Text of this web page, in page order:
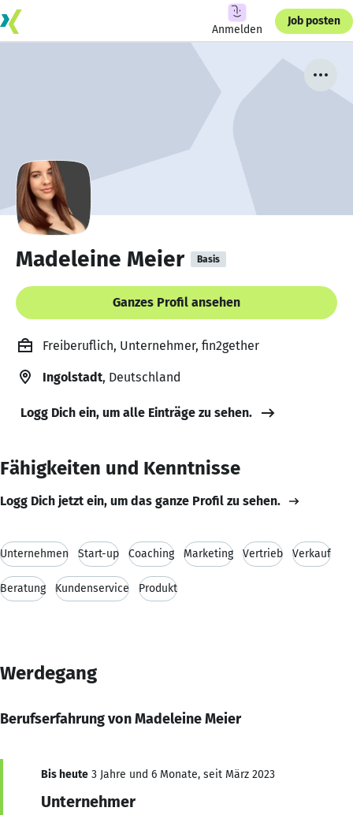
Anmelden
Job posten
Madeleine Meier Basis
Ganzes Profil ansehen
Freiberuflich, Unternehmer, fin2gether
Ingolstadt, Deutschland
Logg Dich ein, um alle Einträge zu sehen.
Fähigkeiten und Kenntnisse
Logg Dich jetzt ein, um das ganze Profil zu sehen.
Unternehmen Start-up Coaching Marketing Vertrieb Verkauf
Beratung Kundenservice Produkt
Werdegang
Berufserfahrung von Madeleine Meier
Bis heute 3 Jahre und 6 Monate, seit März 2023
Unternehmer